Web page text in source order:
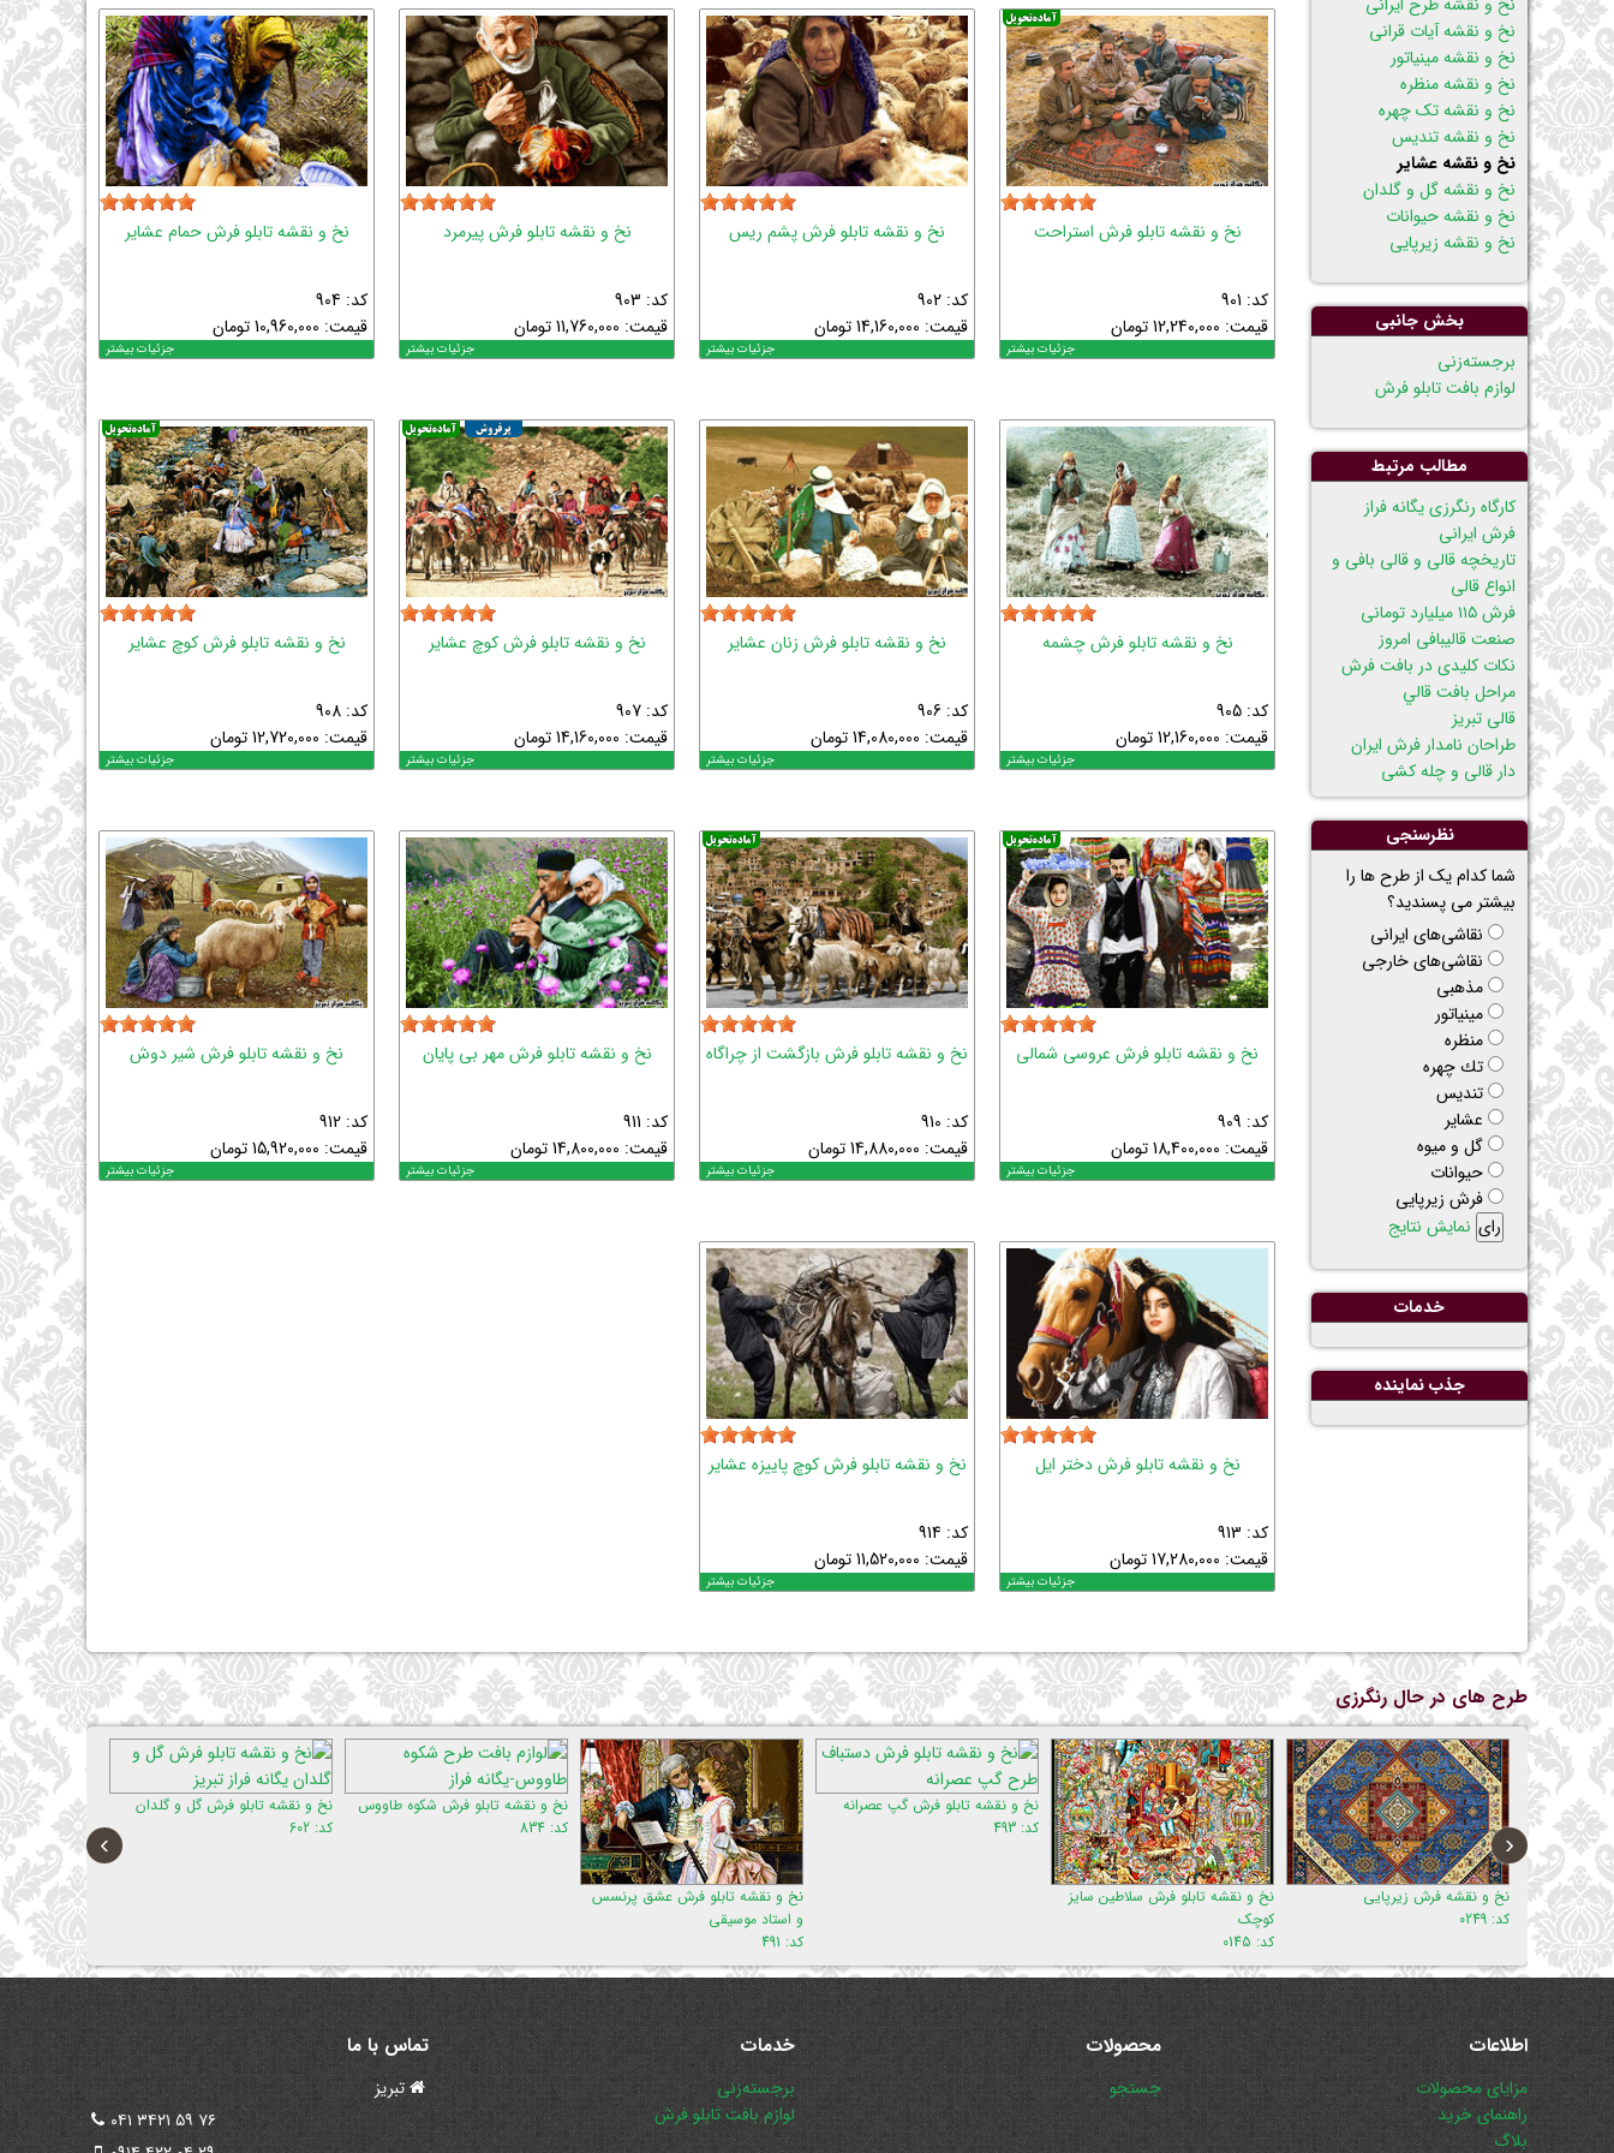
نخ و نقشه تابلو فرش استراحت
کد: 901
قیمت: 12,240,000تومان
جزئیات بیشتر
نخ و نقشه تابلو فرش پشم ریس
کد: 902
قیمت: 14,160,000تومان
جزئیات بیشتر
نخ و نقشه تابلو فرش پیرمرد
کد: 903
قیمت: 11,760,000تومان
جزئیات بیشتر
نخ و نقشه تابلو فرش حمام عشایر
کد: 904
قیمت: 10,960,000تومان
جزئیات بیشتر
نخ و نقشه تابلو فرش چشمه
کد: 905
قیمت: 12,160,000تومان
جزئیات بیشتر
نخ و نقشه تابلو فرش زنان عشایر
کد: 906
قیمت: 14,080,000تومان
جزئیات بیشتر
نخ و نقشه تابلو فرش کوچ عشایر
کد: 907
قیمت: 14,160,000تومان
جزئیات بیشتر
نخ و نقشه تابلو فرش کوچ عشایر
کد: 908
قیمت: 12,720,000تومان
جزئیات بیشتر
نخ و نقشه تابلو فرش عروسی شمالی
کد: 909
قیمت: 18,400,000تومان
جزئیات بیشتر
نخ و نقشه تابلو فرش بازگشت از چراگاه
کد: 910
قیمت: 14,880,000تومان
جزئیات بیشتر
نخ و نقشه تابلو فرش مهر بی پایان
کد: 911
قیمت: 14,800,000تومان
جزئیات بیشتر
نخ و نقشه تابلو فرش شیر دوش
کد: 912
قیمت: 15,920,000تومان
جزئیات بیشتر
نخ و نقشه تابلو فرش دختر ایل
کد: 913
قیمت: 17,280,000تومان
جزئیات بیشتر
نخ و نقشه تابلو فرش کوچ پاییزه عشایر
کد: 914
قیمت: 11,520,000تومان
جزئیات بیشتر
نخ و نقشه آیات قرانی
نخ و نقشه مینیاتور
نخ و نقشه منظره
نخ و نقشه تک چهره
نخ و نقشه تندیس
نخ و نقشه عشایر
نخ و نقشه گل و گلدان
نخ و نقشه حیوانات
نخ و نقشه زیرپایی
بخش جانبی
پریدن
برجسته‌زنی
لوازم بافت تابلو فرش
مطالب مرتبط
كارگاه رنگرزی يگانه فراز
فرش ایرانی
تاریخچه قالی و قالی بافی و
انواع قالی
فرش ۱۱۵ میلیارد تومانی
صنعت قالیبافی امروز
نکات کلیدی در بافت فرش
مراحل بافت قالي
قالی تبریز
طراحان نامدار فرش ایران
دار قالی و چله کشی
نظرسنجی
شما کدام یک از طرح ها را
بیشتر می پسندید؟
نقاشی‌های ایرانی
نقاشی‌های خارجی
مذهبی
مینیاتور
منظره
تك چهره
تنديس
عشاير
گل و ميوه
حيوانات
فرش زیرپایی
نمایش نتایج
خدمات
جذب نماينده
طرح های در حال رنگرزی
نخ و نقشه فرش زیرپایی
کد: 0249
نخ و نقشه تابلو فرش سلاطین سایز
نخ و نقشه تابلو فرش گپ عصرانه
کد: 493
نخ و نقشه تابلو فرش عشق پرنسس
و استاد موسیقی
نخ و نقشه تابلو فرش شکوه طاووس
کد: 834
نخ و نقشه تابلو فرش گل و گلدان
نخ و نقشه تابلو فرش وان یکاد
‹
›
اطلاعات
پریدن
از
ناوبری
مزایای محصولات
راهنمای خرید
بلاگ
محصولات
پریدن
از
ناوبری
جستجو
خدمات
پریدن
از
ناوبری
برجسته‌زنی
لوازم بافت تابلو فرش
تماس با ما
تبریز
۰۴۱ ۳۴۲۱ ۵۹ ۷۶